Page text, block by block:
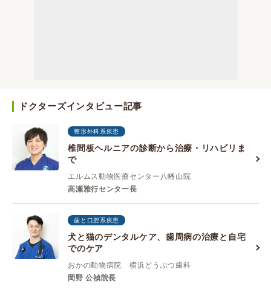
ドクターズインタビュー記事
整形外科系疾患
椎間板ヘルニアの診断から治療・リハビリま
で
エルムス動物医療センター八幡山院
高瀬雅行センター長
歯と口腔系疾患
犬と猫のデンタルケア、歯周病の治療と自宅
でのケア
おかの動物病院 横浜どうぶつ歯科
岡野 公禎院長